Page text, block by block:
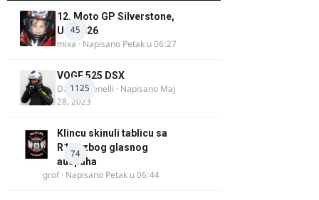
45
12. Moto GP Silverstone,
UK, 2026
mixa · Napisano Petak u 06:27
1125
VOGE 525 DSX
DraganBenelli · Napisano Maj
28, 2023
74
Klincu skinuli tablicu sa
R125 zbog glasnog
auspuha
grof· Napisano Petak u 06:44